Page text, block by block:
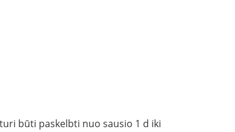
būti paskelbti nuo sausio 1 d iki